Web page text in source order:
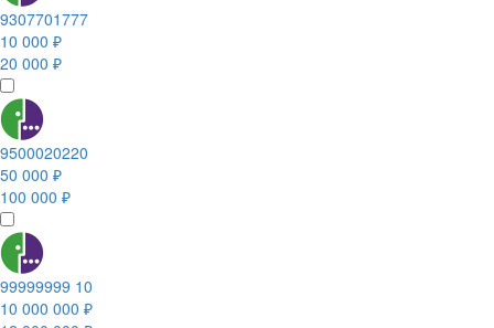
9307701777
10 000 ₽
20 000 ₽
9500020220
50 000 ₽
100 000 ₽
99999999 10
10 000 000 ₽